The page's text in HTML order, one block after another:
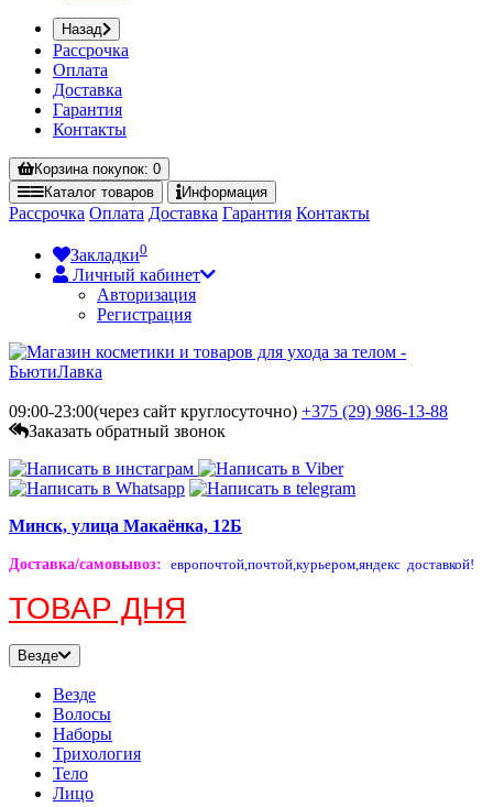
Назад
Рассрочка
Оплата
Доставка
Гарантия
Контакты
Корзинапокупок: 0
Каталог товаров Информация
Рассрочка Оплата Доставка Гарантия Контакты
Закладки0
Личный кабинет
Авторизация
Регистрация
09:00-23:00(через сайт круглосуточно) +375 (29) 986-13-88
Заказать обратный звонок
Минск, улица Макаёнка, 12Б
Доставка/самовывоз: европочтой,почтой,курьером,яндекс доставкой!
ТОВАР ДНЯ
Везде
Везде
Волосы
Наборы
Трихология
Тело
Лицо